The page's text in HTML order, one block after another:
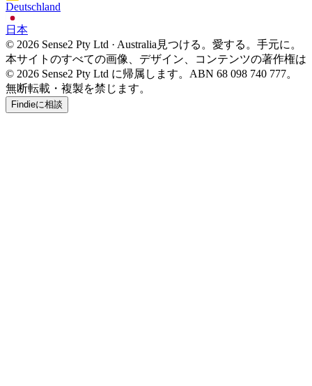
Deutschland
日本
© 2026 Sense2 Pty Ltd · Australia 見つける。愛する。手元に。
本サイトのすべての画像、デザイン、コンテンツの著作権は
© 2026 Sense2 Pty Ltd に帰属します。ABN 68 098 740 777。
無断転載・複製を禁じます。
Findieに相談